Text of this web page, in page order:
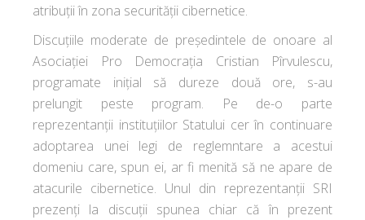
atribuții în zona securității cibernetice.
Discuțiile moderate de președintele de onoare al
Asociației Pro Democrația Cristian Pîrvulescu,
programate inițial să dureze două ore, s-au
prelungit peste program. Pe de-o parte
reprezentanții instituțiilor Statului cer în continuare
adoptarea unei legi de reglemntare a acestui
domeniu care, spun ei, ar fi menită să ne apare de
atacurile cibernetice. Unul din reprezentanții SRI
prezenți la discuții spunea chiar că în prezent